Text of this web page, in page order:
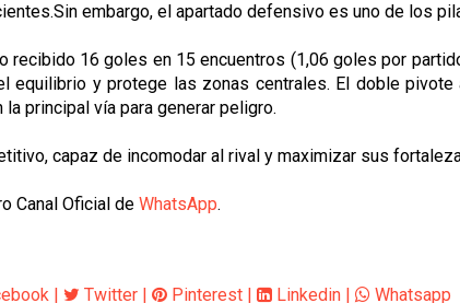
embargo, el apartado defensivo es uno de los
recibido 16 goles en 15 encuentros (1,06 goles por
y protege las zonas centrales. El doble
principal vía para generar peligro.
capaz de incomodar al rival y maximizar sus
Canal Oficial de WhatsApp.
| Twitter | Pinterest | Linkedin | Whatsapp